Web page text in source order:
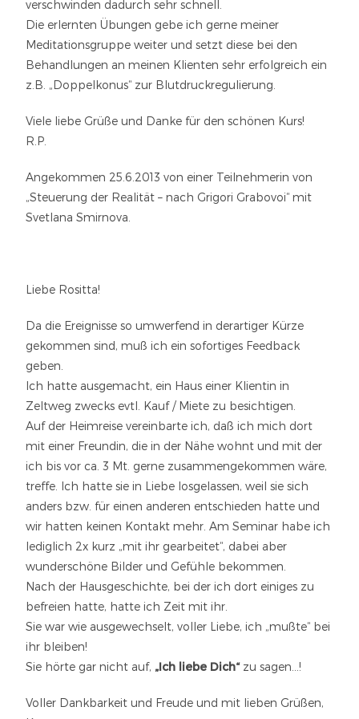
verschwinden dadurch sehr schnell.
Die erlernten Übungen gebe ich gerne meiner
Meditationsgruppe weiter und setzt diese bei den
Behandlungen an meinen Klienten sehr erfolgreich ein
z.B. „Doppelkonus“ zur Blutdruckregulierung.
Viele liebe Grüße und Danke für den schönen Kurs!
R.P.
Angekommen 25.6.2013 von einer Teilnehmerin von
„Steuerung der Realität – nach Grigori Grabovoi“ mit
Svetlana Smirnova.
Liebe Rositta!
Da die Ereignisse so umwerfend in derartiger Kürze
gekommen sind, muß ich ein sofortiges Feedback
geben.
Ich hatte ausgemacht, ein Haus einer Klientin in
Zeltweg zwecks evtl. Kauf / Miete zu besichtigen.
Auf der Heimreise vereinbarte ich, daß ich mich dort
mit einer Freundin, die in der Nähe wohnt und mit der
ich bis vor ca. 3 Mt. gerne zusammengekommen wäre,
treffe. Ich hatte sie in Liebe losgelassen, weil sie sich
anders bzw. für einen anderen entschieden hatte und
wir hatten keinen Kontakt mehr. Am Seminar habe ich
lediglich 2x kurz „mit ihr gearbeitet“, dabei aber
wunderschöne Bilder und Gefühle bekommen.
Nach der Hausgeschichte, bei der ich dort einiges zu
befreien hatte, hatte ich Zeit mit ihr.
Sie war wie ausgewechselt, voller Liebe, ich „mußte“ bei
ihr bleiben!
Sie hörte gar nicht auf, „Ich liebe Dich“zu sagen…!
Voller Dankbarkeit und Freude und mit lieben Grüßen,